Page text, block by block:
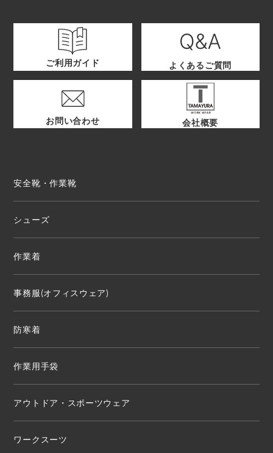
ご利用ガイド よくあるご質問
お問い合わせ 会社概要
安全靴・作業靴
シューズ
作業着
事務服(オフィスウェア)
防寒着
作業用手袋
アウトドア・スポーツウェア
ワークスーツ